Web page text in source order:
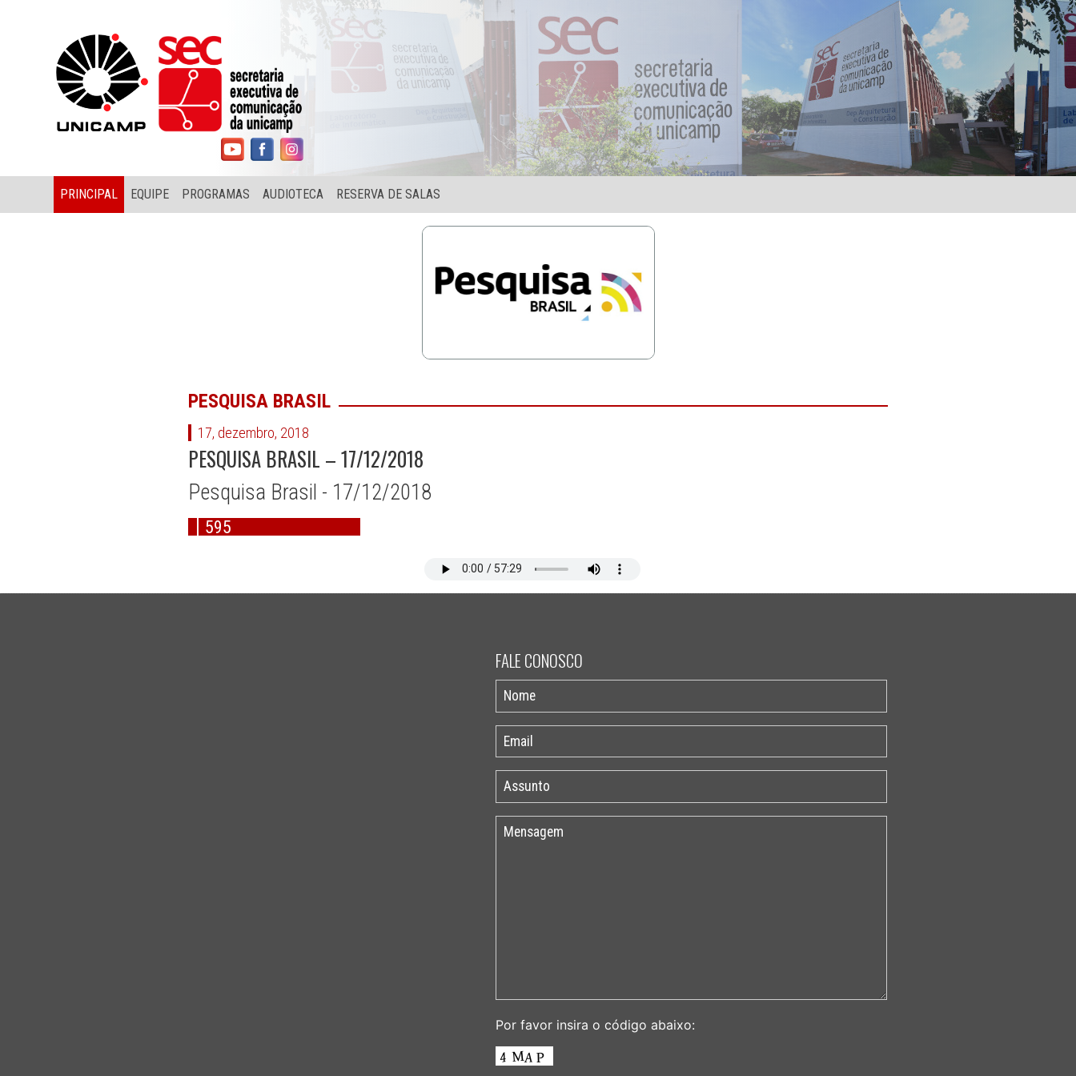
PRINCIPAL EQUIPE PROGRAMAS AUDIOTECA RESERVA DE SALAS
PESQUISA BRASIL
17, dezembro, 2018
PESQUISA BRASIL – 17/12/2018
Pesquisa Brasil - 17/12/2018
595
FALE CONOSCO
Por favor insira o código abaixo: